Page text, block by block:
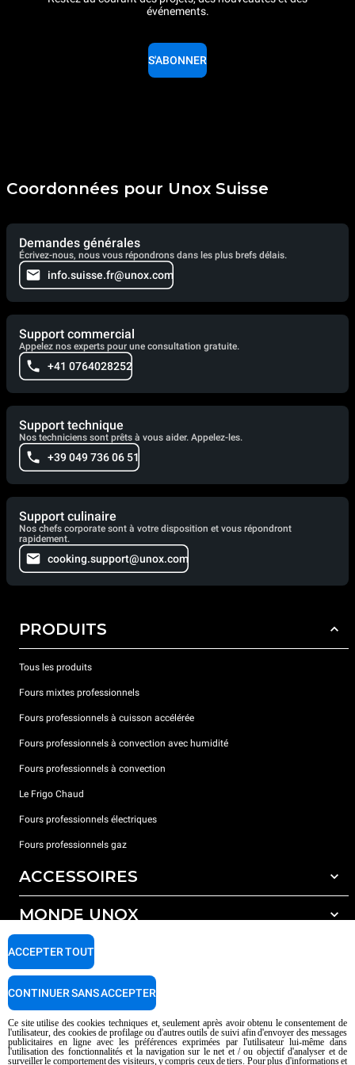
événements.
S'ABONNER
Coordonnées pour Unox Suisse
Demandes générales
Écrivez-nous, nous vous répondrons dans les plus brefs délais.
info.suisse.fr@unox.com
Support commercial
Appelez nos experts pour une consultation gratuite.
+41 0764028252
Support technique
Nos techniciens sont prêts à vous aider. Appelez-les.
+39 049 736 06 51
Support culinaire
Nos chefs corporate sont à votre disposition et vous répondront
rapidement.
cooking.support@unox.com
PRODUITS
Tous les produits
Fours mixtes professionnels
Fours professionnels à cuisson accélérée
Fours professionnels à convection avec humidité
Fours professionnels à convection
Le Frigo Chaud
Fours professionnels électriques
Fours professionnels gaz
ACCESSOIRES
Tous les accessoires
Détergents pour lavage automatique
Détergents pour lavage manuel
Traitement de l'eau avec filtres à résine
MONDE UNOX
Nos bureaux dans le monde
SUPPORT
Garantie Unox
Trouver les Centres SAV
AI Content Disclaimer
Privacy policy Cookie policy
Ce site utilise des cookies techniques et, seulement après avoir obtenu le consentement de
l'utilisateur, des cookies de profilage ou d'autres outils de suivi afin d'envoyer des messages
publicitaires en ligne avec les préférences exprimées par l'utilisateur lui-même dans
l'utilisation des fonctionnalités et la navigation sur le net et / ou objectif d'analyser et de
surveiller le comportement des visiteurs, y compris ceux de tiers. Pour plus d'informations et
ACCEPTER TOUT
CONTINUER SANS ACCEPTER